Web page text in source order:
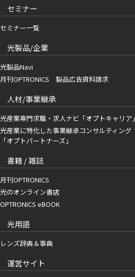
セミナー
セミナー一覧
光製品/企業
光製品Navi
月刊OPTRONICS 製品広告資料請求
人材/事業継承
光産業専門求職・求人ナビ「オプトキャリア」
光産業に特化した事業継承コンサルティング
「オプトパートナーズ」
書籍 / 雑誌
月刊OPTRONICS
光のオンライン書店
OPTRONICS eBOOK
光用語
レンズ辞典＆事典
運営サイト